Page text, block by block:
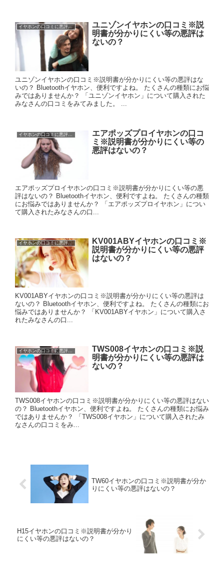
イヤホンの口コミに悪評は？
ユニゾンイヤホンの口コミ※説
明書が分かりにくい等の悪評は
ないの？
ユニゾンイヤホンの口コミ※説明書が分かりにくい等の悪評はな
いの？ Bluetoothイヤホン、便利ですよね。 たくさんの種類にお悩
みではありませんか？ 「ユニゾンイヤホン」について購入された
みなさんの口コミをみてみました。 ...
イヤホンの口コミに悪評は？
エアポッズプロイヤホンの口コ
ミ※説明書が分かりにくい等の
悪評はないの？
エアポッズプロイヤホンの口コミ※説明書が分かりにくい等の悪
評はないの？ Bluetoothイヤホン、便利ですよね。 たくさんの種類
にお悩みではありませんか？ 「エアポッズプロイヤホン」につい
て購入されたみなさんの口...
イヤホンの口コミに悪評は？
KV001ABYイヤホンの口コミ※
説明書が分かりにくい等の悪評
はないの？
KV001ABYイヤホンの口コミ※説明書が分かりにくい等の悪評は
ないの？ Bluetoothイヤホン、便利ですよね。 たくさんの種類にお
悩みではありませんか？ 「KV001ABYイヤホン」について購入さ
れたみなさんの口...
イヤホンの口コミに悪評は？
TWS008イヤホンの口コミ※説
明書が分かりにくい等の悪評は
ないの？
TWS008イヤホンの口コミ※説明書が分かりにくい等の悪評はない
の？ Bluetoothイヤホン、便利ですよね。 たくさんの種類にお悩み
ではありませんか？ 「TWS008イヤホン」について購入されたみ
なさんの口コミをみ...
TW60イヤホンの口コミ※説明書が分か
りにくい等の悪評はないの？
H15イヤホンの口コミ※説明書が分かり
にくい等の悪評はないの？